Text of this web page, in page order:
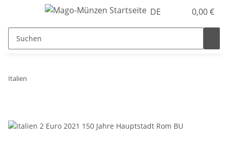
DE 0,00 €
Italien